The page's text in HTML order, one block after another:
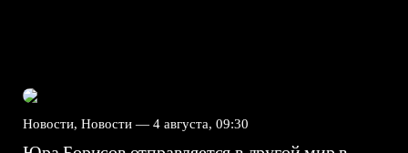
Новости, Новости — 4 августа, 09:30